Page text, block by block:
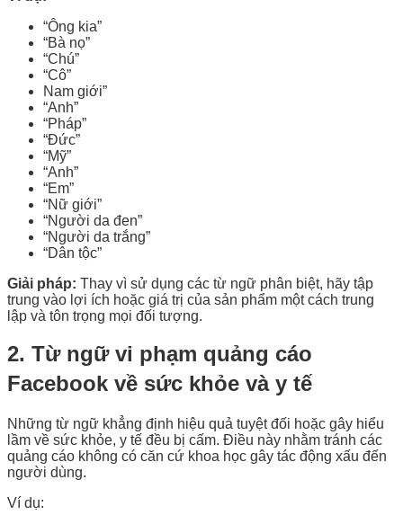
“Ông kia”
“Bà nọ”
“Chú”
“Cô”
Nam giới”
“Anh”
“Pháp”
“Đức”
“Mỹ”
“Anh”
“Em”
“Nữ giới”
“Người da đen”
“Người da trắng”
“Dân tộc”
Giải pháp: Thay vì sử dụng các từ ngữ phân biệt, hãy tập
trung vào lợi ích hoặc giá trị của sản phẩm một cách trung
lập và tôn trọng mọi đối tượng.
2. Từ ngữ vi phạm quảng cáo
Facebook về sức khỏe và y tế
Những từ ngữ khẳng định hiệu quả tuyệt đối hoặc gây hiểu
lầm về sức khỏe, y tế đều bị cấm. Điều này nhằm tránh các
quảng cáo không có căn cứ khoa học gây tác động xấu đến
người dùng.
Ví dụ: